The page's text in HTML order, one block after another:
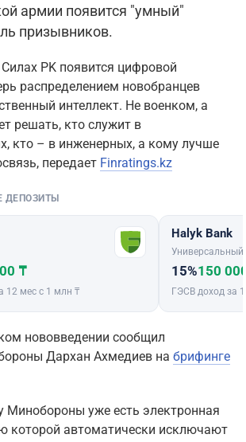
армии появится "умный"
призывников.
РK появится цифровой
распределением новобранцев
интеллект. Не военком, а
решать, кто служит в
кто – в инженерных, а кому лучше
передает Finratings.kz
₸
12 мес с 1 млн ₸
Halyk Bank
Универсальный
15%
ГЭСВ
150
доход за
нововведении сообщил
Дархан Ахмедиев на брифинге
Минобороны уже есть электронная
которой автоматически исключают